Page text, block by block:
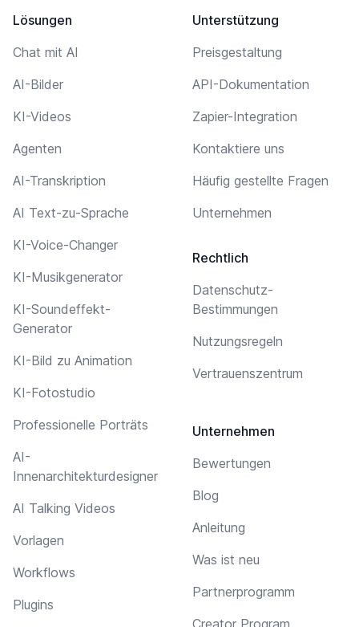
Lösungen
Chat mit AI
AI-Bilder
KI-Videos
Agenten
AI-Transkription
AI Text-zu-Sprache
KI-Voice-Changer
KI-Musikgenerator
KI-Soundeffekt-
Generator
KI-Bild zu Animation
KI-Fotostudio
Professionelle Porträts
AI-
Innenarchitekturdesigner
AI Talking Videos
Vorlagen
Workflows
Plugins
Unterstützung
Preisgestaltung
API-Dokumentation
Zapier-Integration
Kontaktiere uns
Häufig gestellte Fragen
Unternehmen
Rechtlich
Datenschutz-
Bestimmungen
Nutzungsregeln
Vertrauenszentrum
Unternehmen
Bewertungen
Blog
Anleitung
Was ist neu
Partnerprogramm
Creator Program